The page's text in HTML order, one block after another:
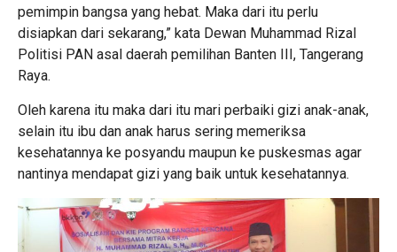
pemimpin bangsa yang hebat. Maka dari itu perlu
disiapkan dari sekarang,” kata Dewan Muhammad Rizal
Politisi PAN asal daerah pemilihan Banten III, Tangerang
Raya.
Oleh karena itu maka dari itu mari perbaiki gizi anak-anak,
selain itu ibu dan anak harus sering memeriksa
kesehatannya ke posyandu maupun ke puskesmas agar
nantinya mendapat gizi yang baik untuk kesehatannya.